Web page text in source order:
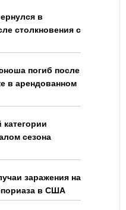
в
столкновения с
погиб после
в арендованном
сезона
заражения на
в США